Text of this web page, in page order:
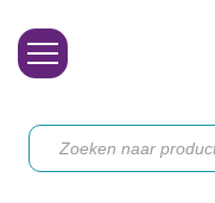
Toebehoren
Producten
zoeken